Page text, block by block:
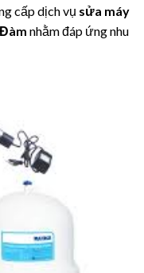
cấp dịch vụ sửa máy
nhằm đáp ứng nhu